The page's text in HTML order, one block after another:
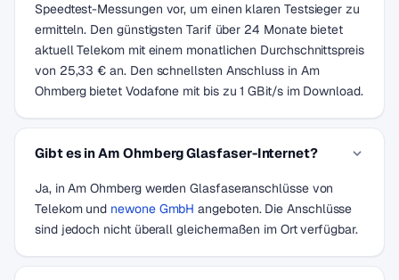
Speedtest-Messungen vor, um einen klaren Testsieger zu
ermitteln. Den günstigsten Tarif über 24 Monate bietet
aktuell Telekom mit einem monatlichen Durchschnittspreis
von 25,33 € an. Den schnellsten Anschluss in Am
Ohmberg bietet Vodafone mit bis zu 1 GBit/s im Download.
Gibt es in Am Ohmberg Glasfaser-Internet?
Ja, in Am Ohmberg werden Glasfaseranschlüsse von
Telekom und newone GmbH angeboten. Die Anschlüsse
sind jedoch nicht überall gleichermaßen im Ort verfügbar.